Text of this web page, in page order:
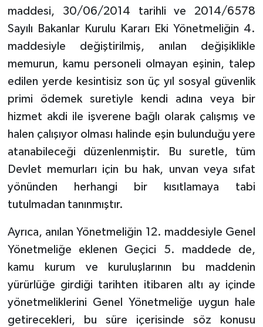
maddesi, 30/06/2014 tarihli ve 2014/6578
Sayılı Bakanlar Kurulu Kararı Eki Yönetmeliğin 4.
maddesiyle değiştirilmiş, anılan değişiklikle
memurun, kamu personeli olmayan eşinin, talep
edilen yerde kesintisiz son üç yıl sosyal güvenlik
primi ödemek suretiyle kendi adına veya bir
hizmet akdi ile işverene bağlı olarak çalışmış ve
halen çalışıyor olması halinde eşin bulunduğu yere
atanabileceği düzenlenmiştir. Bu suretle, tüm
Devlet memurları için bu hak, unvan veya sıfat
yönünden herhangi bir kısıtlamaya tabi
tutulmadan tanınmıştır.
Ayrıca, anılan Yönetmeliğin 12. maddesiyle Genel
Yönetmeliğe eklenen Geçici 5. maddede de,
kamu kurum ve kuruluşlarının bu maddenin
yürürlüğe girdiği tarihten itibaren altı ay içinde
yönetmeliklerini Genel Yönetmeliğe uygun hale
getirecekleri, bu süre içerisinde söz konusu